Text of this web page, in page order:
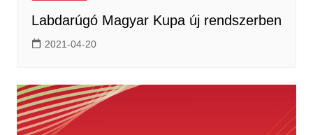
Labdarúgó Magyar Kupa új rendszerben
2021-04-20